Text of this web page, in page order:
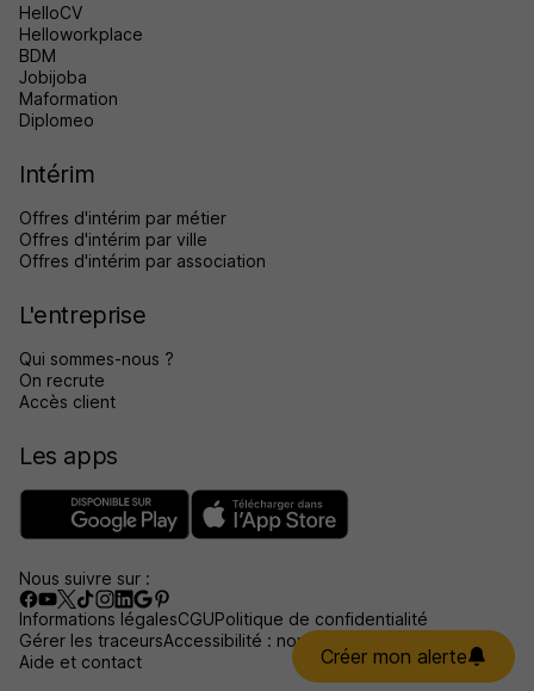
Créer mon alerte
HelloCV
Helloworkplace
BDM
Jobijoba
Maformation
Diplomeo
Intérim
Offres d'intérim par métier
Offres d'intérim par ville
Offres d'intérim par association
L'entreprise
Qui sommes-nous ?
On recrute
Accès client
Les apps
Nous suivre sur :
Informations légalesCGUPolitique de confidentialité
Gérer les traceursAccessibilité : non conforme
Aide et contact